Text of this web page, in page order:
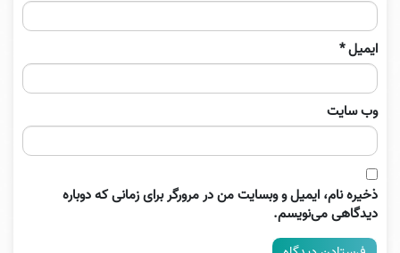
ایمیل*
وب‌ سایت
ذخیره نام، ایمیل و وبسایت من در مرورگر برای زمانی که دوباره
دیدگاهی می‌نویسم.